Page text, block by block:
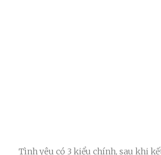
Tình yêu có 3 kiểu chính, sau khi